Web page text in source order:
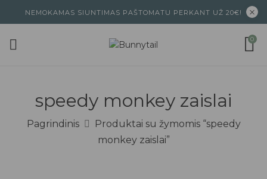
NEMOKAMAS SIUNTIMAS PAŠTOMATU PERKANT UŽ 20€!
0
speedy monkey zaislai
Pagrindinis
Produktai su žymomis “speedy
monkey zaislai”